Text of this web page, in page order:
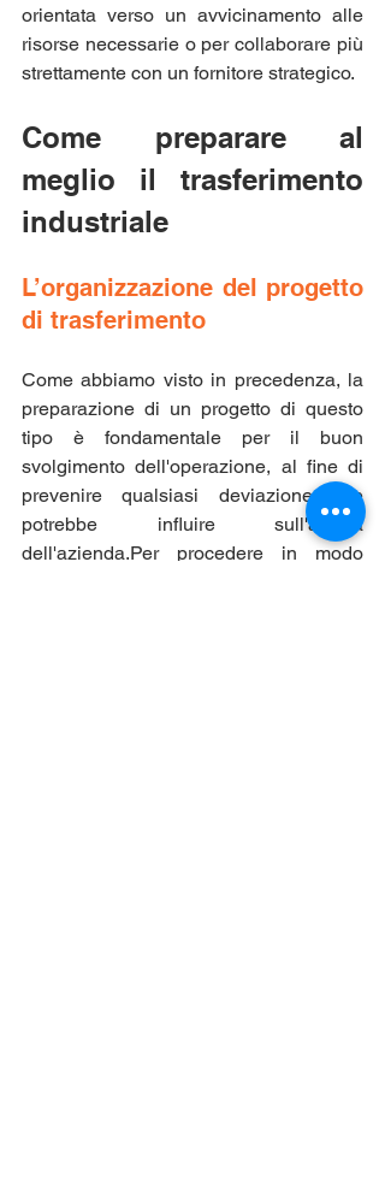
orientata verso un avvicinamento alle
risorse necessarie o per collaborare più
strettamente con un fornitore strategico.
Come preparare al
meglio il trasferimento
industriale
L’organizzazione del progetto
di trasferimento
Come abbiamo visto in precedenza, la
preparazione di un progetto di questo
tipo è fondamentale per il buon
svolgimento dell'operazione, al fine di
prevenire qualsiasi deviazione che
potrebbe influire sull'attività
dell'azienda.Per procedere in modo